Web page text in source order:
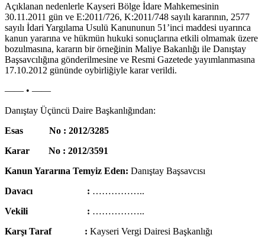
Açıklanan nedenlerle Kayseri Bölge İdare Mahkemesinin
30.11.2011 gün ve E:2011/726, K:2011/748 sayılı kararının, 2577
sayılı İdari Yargılama Usulü Kanununun 51’inci maddesi uyarınca
kanun yararına ve hükmün hukuki sonuçlarına etkili olmamak üzere
bozulmasına, kararın bir örneğinin Maliye Bakanlığı ile Danıştay
Başsavcılığına gönderilmesine ve Resmi Gazetede yayımlanmasına
17.10.2012 gününde oybirliğiyle karar verildi.
—— • ——
Danıştay Üçüncü Daire Başkanlığından:
Esas No : 2012/3285
Karar No : 2012/3591
Kanun Yararına Temyiz Eden: Danıştay Başsavcısı
Davacı : ……………..
Vekili : ……………..
Karşı Taraf : Kayseri Vergi Dairesi Başkanlığı